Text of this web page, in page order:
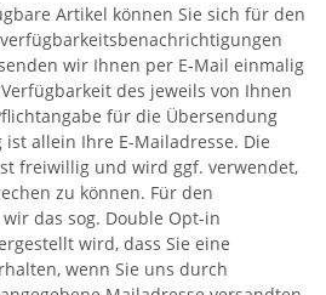
Artikel können Sie sich für den
wir Ihnen per E-Mail einmalig
des jeweils von Ihnen
für die Übersendung
allein Ihre E-Mailadresse. Die
freiwillig und wird ggf. verwendet,
zu können. Für den
das sog. Double Opt-in
wird, dass Sie eine
wenn Sie uns durch